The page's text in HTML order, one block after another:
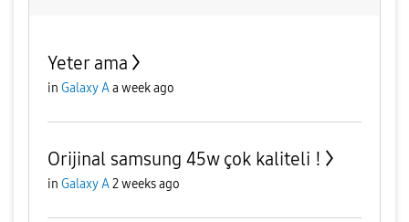
Yeter ama
in Galaxy Aa week ago
Orijinal samsung 45w çok kaliteli !
in Galaxy A2 weeks ago